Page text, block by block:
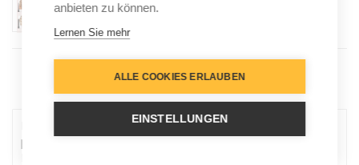
Menu
Keramische Turmalin-Technologie: Lockenstab besteht aus
professionelle Turmalin Keramik, das sorgt dafür, dass Ihr
anbieten zu können.
Lernen Sie mehr
ALLE COOKIES ERLAUBEN
EINSTELLUNGEN